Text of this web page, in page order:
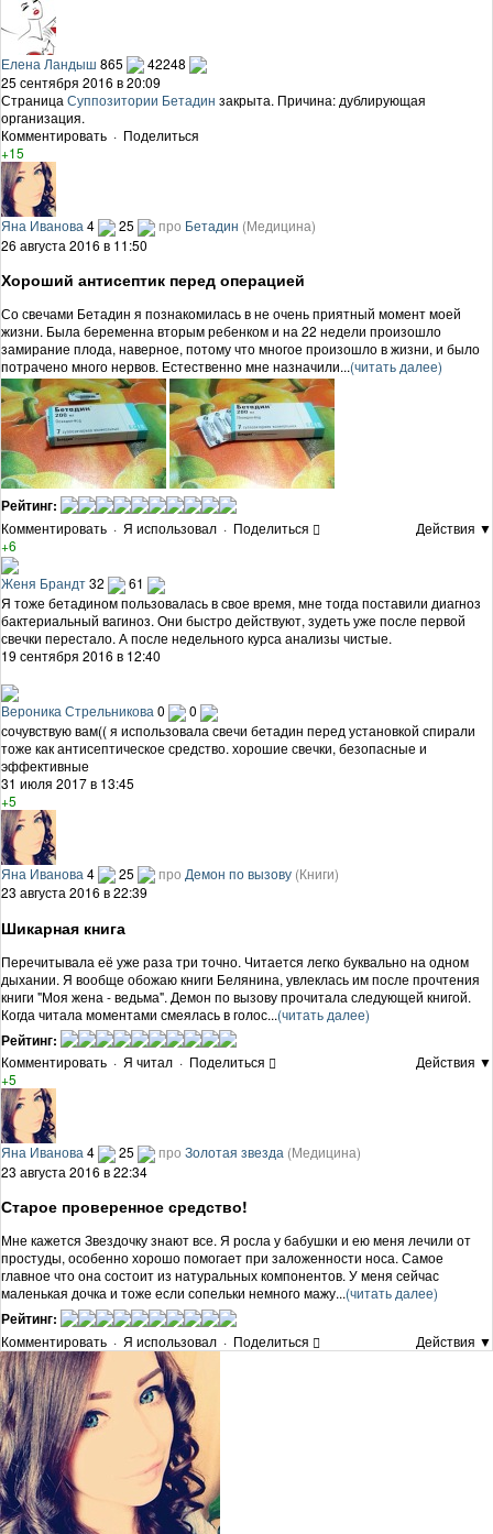
Елена Ландыш 865
42248
25 сентября 2016 в 20:09
Страница Суппозитории Бетадин закрыта. Причина: дублирующая
организация.
Комментировать · Поделиться
+15
Яна Иванова 4 25 про Бетадин (Медицина)
26 августа 2016 в 11:50
Хороший антисептик перед операцией
Со свечами Бетадин я познакомилась в не очень приятный момент моей
жизни. Была беременна вторым ребенком и на 22 недели произошло
замирание плода, наверное, потому что многое произошло в жизни, и было
потрачено много нервов. Естественно мне назначили...(читать далее)
Рейтинг:
Комментировать · Я использовал · Поделиться
Действия ▼
+6
Женя Брандт32
61
Я тоже бетадином пользовалась в свое время, мне тогда поставили диагноз
бактериальный вагиноз. Они быстро действуют, зудеть уже после первой
свечки перестало. А после недельного курса анализы чистые.
19 сентября 2016 в 12:40
Вероника Стрельникова 0
0
сочувствую вам(( я использовала свечи бетадин перед установкой спирали
тоже как антисептическое средство. хорошие свечки, безопасные и
эффективные
31 июля 2017 в 13:45
+5
Яна Иванова 4 25 про Демон по вызову (Книги)
23 августа 2016 в 22:39
Шикарная книга
Перечитывала её уже раза три точно. Читается легко буквально на одном
дыхании. Я вообще обожаю книги Белянина, увлеклась им после прочтения
книги "Моя жена - ведьма". Демон по вызову прочитала следующей книгой.
Когда читала моментами смеялась в голос...(читать далее)
Рейтинг:
Комментировать · Я читал · Поделиться
Действия ▼
+5
Яна Иванова 4 25 про Золотая звезда (Медицина)
23 августа 2016 в 22:34
Старое проверенное средство!
Мне кажется Звездочку знают все. Я росла у бабушки и ею меня лечили от
простуды, особенно хорошо помогает при заложенности носа. Самое
главное что она состоит из натуральных компонентов. У меня сейчас
маленькая дочка и тоже если сопельки немного мажу...(читать далее)
Рейтинг:
Комментировать · Я использовал · Поделиться Действия ▼